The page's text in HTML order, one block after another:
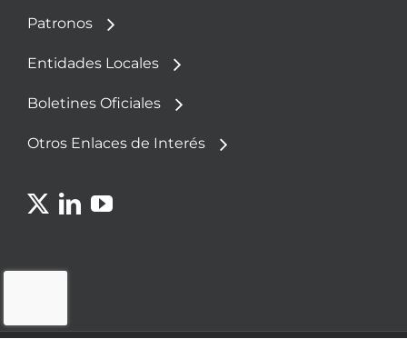
Patronos
Entidades Locales
Boletines Oficiales
Otros Enlaces de Interés